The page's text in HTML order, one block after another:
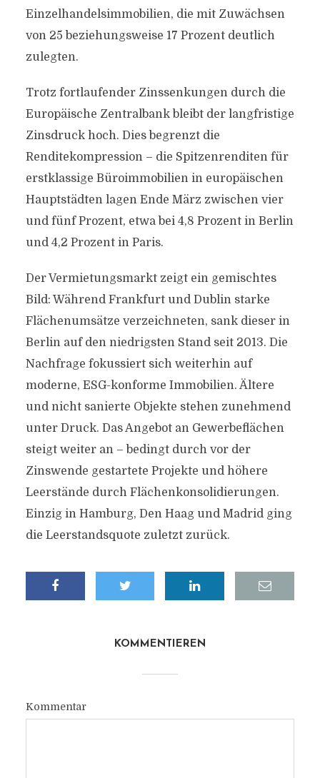
Einzelhandelsimmobilien, die mit Zuwächsen
von 25 beziehungsweise 17 Prozent deutlich
zulegten.
Trotz fortlaufender Zinssenkungen durch die
Europäische Zentralbank bleibt der langfristige
Zinsdruck hoch. Dies begrenzt die
Renditekompression – die Spitzenrenditen für
erstklassige Büroimmobilien in europäischen
Hauptstädten lagen Ende März zwischen vier
und fünf Prozent, etwa bei 4,8 Prozent in Berlin
und 4,2 Prozent in Paris.
Der Vermietungsmarkt zeigt ein gemischtes
Bild: Während Frankfurt und Dublin starke
Flächenumsätze verzeichneten, sank dieser in
Berlin auf den niedrigsten Stand seit 2013. Die
Nachfrage fokussiert sich weiterhin auf
moderne, ESG-konforme Immobilien. Ältere
und nicht sanierte Objekte stehen zunehmend
unter Druck. Das Angebot an Gewerbeflächen
steigt weiter an – bedingt durch vor der
Zinswende gestartete Projekte und höhere
Leerstände durch Flächenkonsolidierungen.
Einzig in Hamburg, Den Haag und Madrid ging
die Leerstandsquote zuletzt zurück.
KOMMENTIEREN
Kommentar